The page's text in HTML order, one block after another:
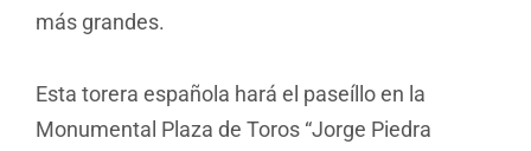
más grandes.
Esta torera española hará el paseíllo en la
Monumental Plaza de Toros “Jorge Piedra